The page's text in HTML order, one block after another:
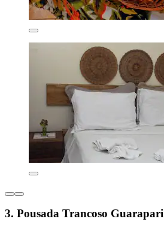
3. Pousada Trancoso Guarapari